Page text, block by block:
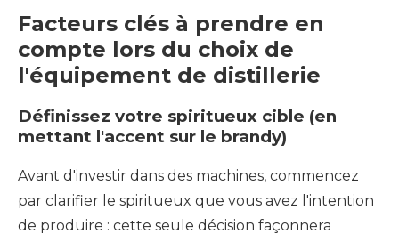
Facteurs clés à prendre en
compte lors du choix de
l'équipement de distillerie
Définissez votre spiritueux cible (en
mettant l'accent sur le brandy)
Avant d'investir dans des machines, commencez
par clarifier le spiritueux que vous avez l'intention
de produire : cette seule décision façonnera